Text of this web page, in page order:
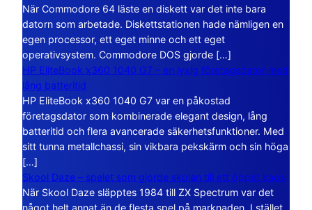
När Commodore 64 läste en diskett var det inte bara
datorn som arbetade. Diskettstationen hade nämligen en
egen processor, ett eget minne och ett eget
operativsystem. Commodore DOS gjorde […]
HP EliteBook x360 1040 G7 – en lyxig företagsdator med
lång batteritid
HP EliteBook x360 1040 G7 var en påkostad
företagsdator som kombinerade elegant design, lång
batteritid och flera avancerade säkerhetsfunktioner. Med
sitt tunna metallchassi, sin vikbara pekskärm och sin höga
[…]
Skool Daze – spelet som gjorde skolan till ett öppet kaos
När Skool Daze släpptes 1984 till ZX Spectrum var det
något helt annat än de flesta spel på marknaden. I stället